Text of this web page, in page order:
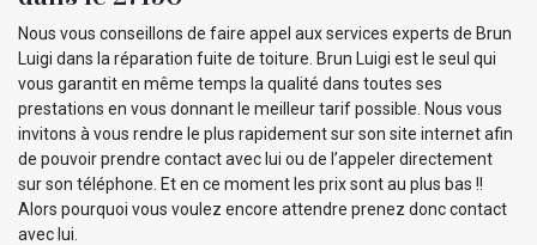
Nous vous conseillons de faire appel aux services experts de Brun
Luigi dans la réparation fuite de toiture. Brun Luigi est le seul qui
vous garantit en même temps la qualité dans toutes ses
prestations en vous donnant le meilleur tarif possible. Nous vous
invitons à vous rendre le plus rapidement sur son site internet afin
de pouvoir prendre contact avec lui ou de l’appeler directement
sur son téléphone. Et en ce moment les prix sont au plus bas !!
Alors pourquoi vous voulez encore attendre prenez donc contact
avec lui.